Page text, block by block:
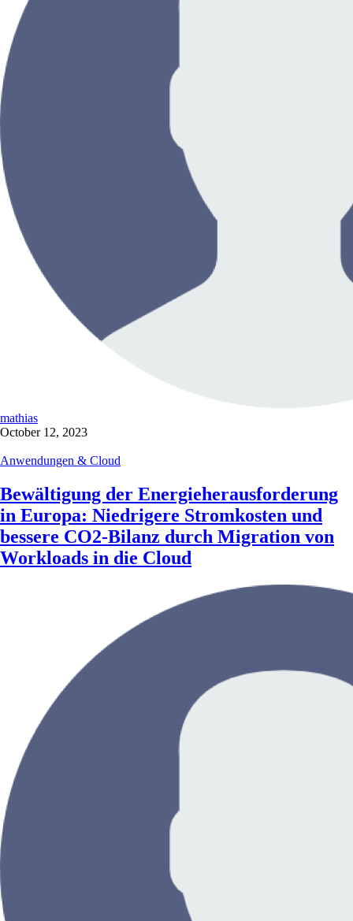
mathias
October 12, 2023
Anwendungen & Cloud
Bewältigung der Energieherausforderung
in Europa: Niedrigere Stromkosten und
bessere CO2-Bilanz durch Migration von
Workloads in die Cloud